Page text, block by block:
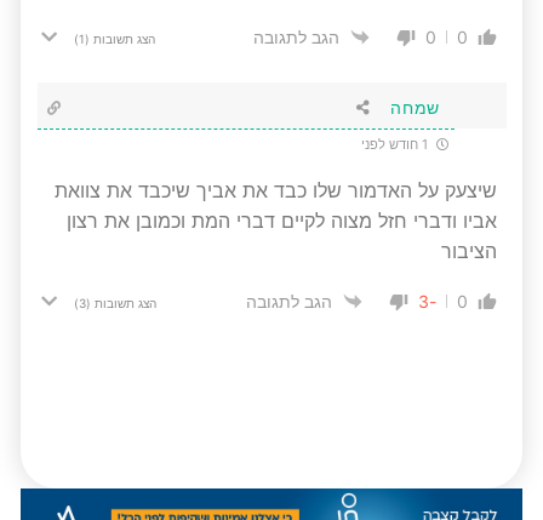
0
0 הגב לתגובה הצג תשובות (1)
שמחה
שיצעק על האדמור שלו כבד את אביך שיכבד את צוואת
אביו ודברי חזל מצוה לקיים דברי המת וכמובן את רצון
הציבור
0
-3 הגב לתגובה הצג תשובות (3)